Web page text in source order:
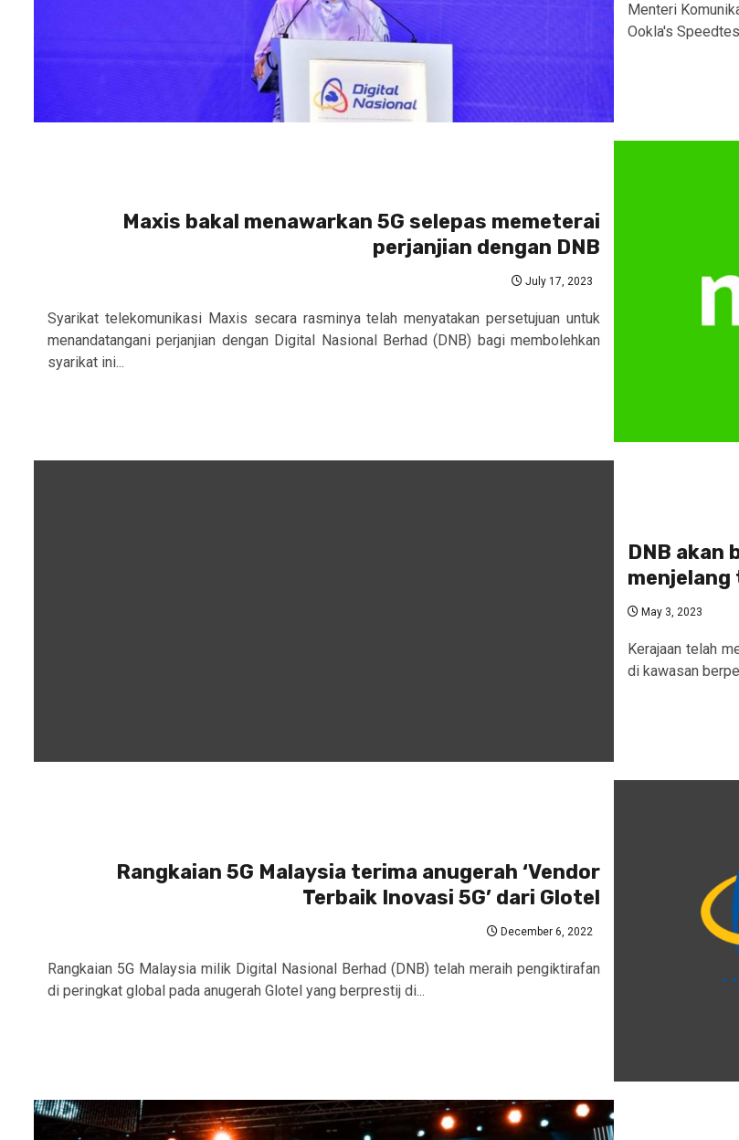
Menteri
Ookla's
Maxis bakal menawarkan 5G selepas memeterai
perjanjian dengan DNB
July 17, 2023
Syarikat telekomunikasi Maxis secara rasminya telah menyatakan persetujuan untuk
menandatangani perjanjian dengan Digital Nasional Berhad (DNB) bagi membolehkan
syarikat ini...
DNB akan
May 3, 2023
Kerajaan telah
di kawasan
Rangkaian 5G Malaysia terima anugerah ‘Vendor
Terbaik Inovasi 5G’ dari Glotel
December 6, 2022
Rangkaian 5G Malaysia milik Digital Nasional Berhad (DNB) telah meraih pengiktirafan
di peringkat global pada anugerah Glotel yang berprestij di...